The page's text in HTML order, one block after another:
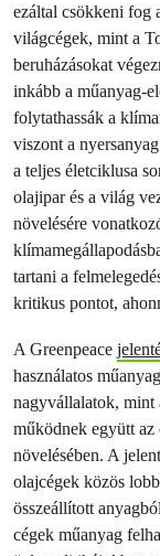
ezáltal csökkeni fog
világcégek, mint a
beruházásokat
inkább a műanyag-
folytathassák a
viszont a
a teljes életciklusa
olajipar és a világ
növelésére
tartani a
kritikus pontot,
A Greenpeace
használatos
nagyvállalatok, mint
működnek együtt az
növelésében. A
olajcégek közös
összeállított
cégek műanyag